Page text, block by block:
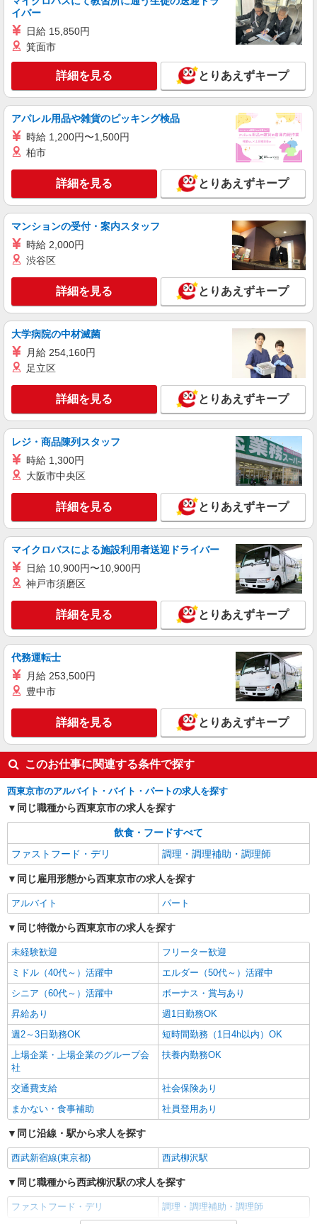
アルバイト
そんぽの家 西東京
NEW
時給1290円〜1340円 ※経験等による ★希望収
入がありましたら、ご相談いただければ希望条件
に合うかの確認もいたします。 ★時間外手当別途
支給 ★上記金額は働きがい向上手当を含みます。
★働きがい向上手当※26年6月改定（地域により異
なる） 社会保険加入者は更に＋50円
東京都西東京市中町6丁目5-12
キープ 詳細を見る
アルバイト
そんぽの家Ｓ 保谷駅前
NEW
調理補助スタッフ
時給1270円〜1320円 ※経験等による ★希望収
入がありましたら、ご相談いただければ希望条件
に合うかの確認もいたします。 ★時間外手当別途
支給 ★上記金額は働きがい向上手当を含みます。
★働きがい向上手当※26年6月改定（地域により異
なる） 社会保険加入者は更に＋50円
東京都西東京市東町3丁目5-2
詳細を見る
パート
株式会社HITOWA フードサービスカンパニー
福祉施設での調理補助【アルバイト・パート】
します。 ※AP評価制度：あり 年1回の評価によ
り時給を見直します。 ※アルバイト賞与（寸
志）：あり 年2回。勤続年数により金額UP。
イリーゼ武蔵境 （東京都西東京市新町3丁目5-
キープ 詳細を見る
正社員
株式会社HITOWA フードサービスカンパニー
月給23万円〜26万円 ※給与は経験や前職給与
に応じて決定します。 賞与年2回
イリーゼ武蔵境 （東京都西東京市新町3丁目5-
27）
キープ 詳細を見る
株式会社HITOWA フードサービスカンパニー
福祉施設での調理師（チーフ候補）【正社員】
に応じて決定します。 賞与年2回
尚和緑寿 （東京都西東京市新町1-11-25）
キープ 詳細を見る
アルバイト パート
株式会社HITOWA フードサービスカンパニー
福祉施設での調理補助【アルバイト・パート】
時給1,250円以上 ※経験によりスタート時給は
変動します。 ※AP評価制度：あり 年1回の評価
により時給を見直します。 ※アルバイト賞与（寸
志）：あり 年2回。勤続年数により金額UP。
イリーゼ武蔵境 （東京都西東京市新町3丁目5-
27）
キープ
イバー
日給 15,850円
箕面市
詳細を見る とりあえずキープ
アパレル用品や雑貨のピッキング検品
時給 1,200円〜1,500円
柏市
詳細を見る とりあえずキープ
マンションの受付・案内スタッフ
時給 2,000円
渋谷区
詳細を見る とりあえずキープ
大学病院の中材滅菌
月給 254,160円
足立区
詳細を見る とりあえずキープ
レジ・商品陳列スタッフ
時給 1,300円
大阪市中央区
詳細を見る とりあえずキープ
マイクロバスによる施設利用者送迎ドライバー
日給 10,900円〜10,900円
神戸市須磨区
詳細を見る とりあえずキープ
代務運転士
月給 253,500円
豊中市
詳細を見る とりあえずキープ
このお仕事に関連する条件で探す
西東京市のアルバイト・バイト・パートの求人を探す
同じ職種から西東京市の求人を探す
飲食・フードすべて
ファストフード・デリ
調理・調理補助・調理師
同じ雇用形態から西東京市の求人を探す
アルバイト パート
同じ特徴から西東京市の求人を探す
未経験歓迎
フリーター歓迎
ミドル（40代～）活躍中
エルダー（50代～）活躍中
シニア（60代～）活躍中
ボーナス・賞与あり
昇給あり
週1日勤務OK
週2～3日勤務OK
短時間勤務（1日4h以内）OK
上場企業・上場企業のグループ会
社
扶養内勤務OK
交通費支給
社会保険あり
まかない・食事補助
社員登用あり
同じ沿線・駅から求人を探す
西武新宿線(東京都) 西武柳沢駅
同じ職種から西武柳沢駅の求人を探す
ファストフード・デリ 調理・調理補助・調理師